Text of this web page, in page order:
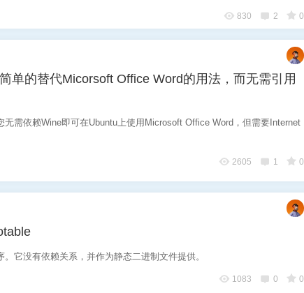
830 2 0
单的替代Micorsoft Office Word的用法，而无需引用
无需依赖Wine即可在Ubuntu上使用Microsoft Office Word，但需要Internet
2605 1 0
它没有依赖关系，并作为静态二进制文件提供。
1083 0 0